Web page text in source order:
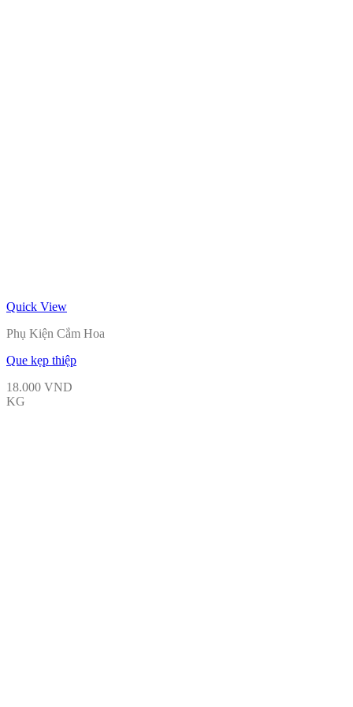
Quick View
Phụ Kiện Cắm Hoa
Que kẹp thiệp
18.000 VND
KG